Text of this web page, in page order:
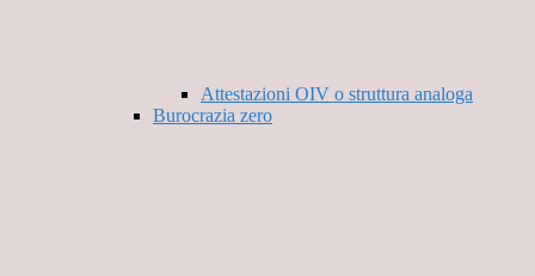
Attestazioni OIV o struttura analoga
Burocrazia zero